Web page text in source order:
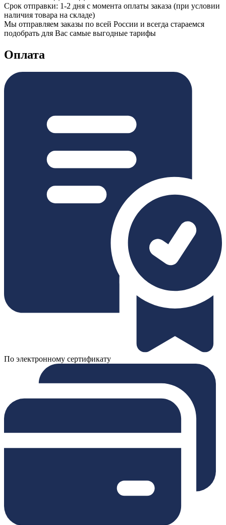
Срок отправки: 1-2 дня с момента оплаты заказа (при условии
наличия товара на складе)
Мы отправляем заказы по всей России и всегда стараемся
подобрать для Вас самые выгодные тарифы
Оплата
По электронному сертификату